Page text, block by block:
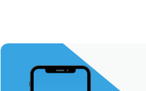
https://t.me/minskctvby